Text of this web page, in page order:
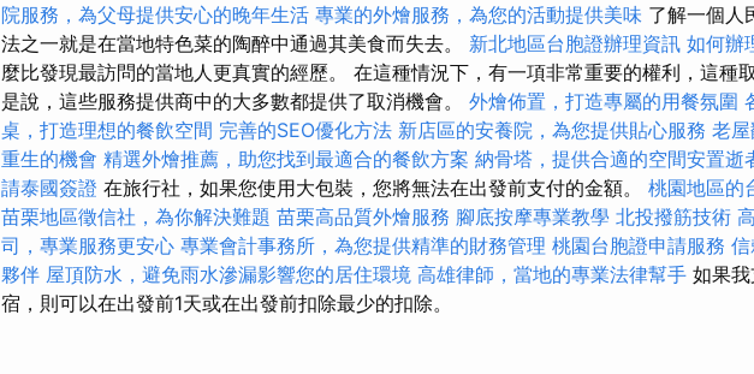
院服務，為父母提供安心的晚年生活 專業的外燴服務，為您的活動提供美味 了解一個人
法之一就是在當地特色菜的陶醉中通過其美食而失去。 新北地區台胞證辦理資訊 如何辦
麼比發現最訪問的當地人更真實的經歷。 在這種情況下，有一項非常重要的權利，這種
是說，這些服務提供商中的大多數都提供了取消機會。 外燴佈置，打造專屬的用餐氛圍
桌，打造理想的餐飲空間 完善的SEO優化方法 新店區的安養院，為您提供貼心服務 老
重生的機會 精選外燴推薦，助您找到最適合的餐飲方案 納骨塔，提供合適的空間安置逝
請泰國簽證 在旅行社，如果您使用大包裝，您將無法在出發前支付的金額。 桃園地區的
苗栗地區徵信社，為你解決難題 苗栗高品質外燴服務 腳底按摩專業教學 北投撥筋技術
司，專業服務更安心 專業會計事務所，為您提供精準的財務管理 桃園台胞證申請服務
夥伴 屋頂防水，避免雨水滲漏影響您的居住環境 高雄律師，當地的專業法律幫手 如果
宿，則可以在出發前1天或在出發前扣除最少的扣除。